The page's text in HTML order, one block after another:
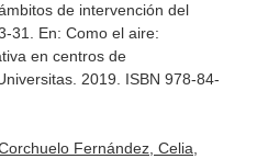
de intervención del
31. En: Como el aire:
en centros de
2019. ISBN 978-84-
Fernández, Celia,